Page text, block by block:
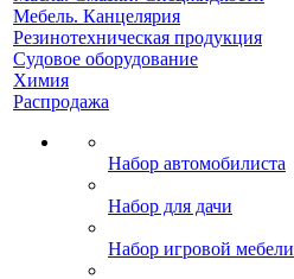
Мебель. Канцелярия
Резинотехническая продукция
Судовое оборудование
Химия
Распродажа
Набор автомобилиста
Набор для дачи
Набор игровой мебели